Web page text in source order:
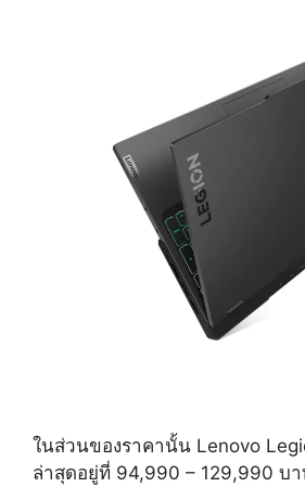
ในส่วนของราคานั้น Lenovo
ล่าสุดอยู่ที่ 94,990 – 129,990 บ